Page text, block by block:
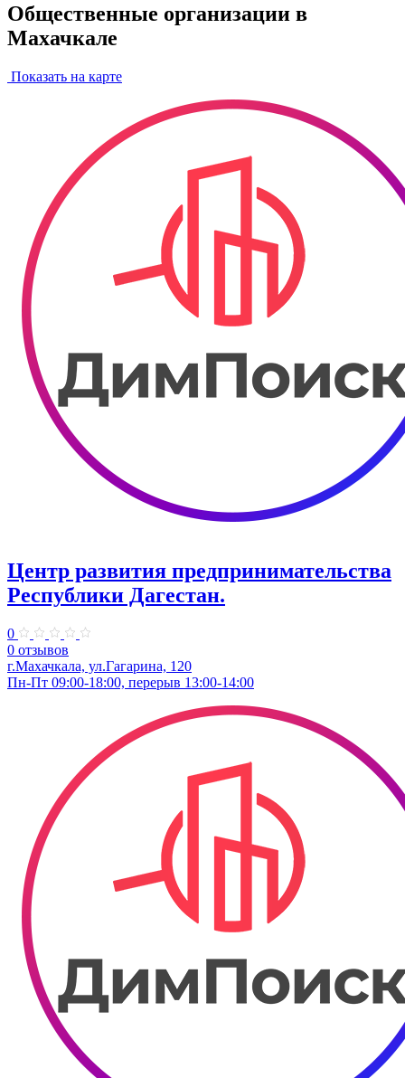
Общественные организации в
Махачкале
Показать на карте
Центр развития предпринимательства
Республики Дагестан.
0
0 отзывов
г.Махачкала, ул.Гагарина, 120
Пн-Пт 09:00-18:00, перерыв 13:00-14:00